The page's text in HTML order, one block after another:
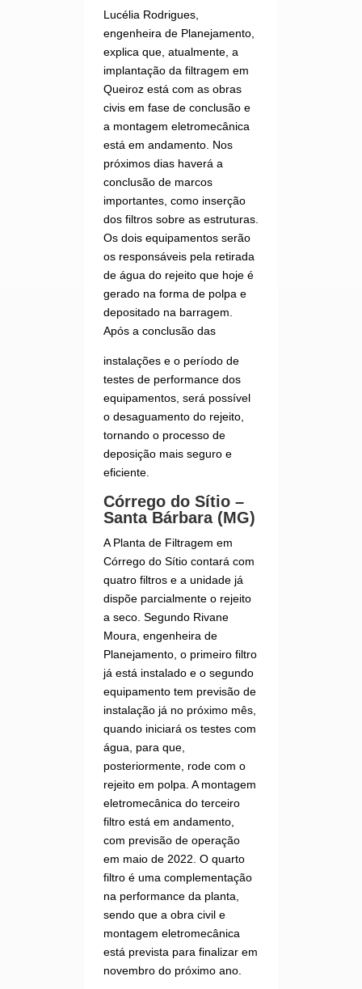
Lucélia Rodrigues,
engenheira de Planejamento,
explica que, atualmente, a
implantação da filtragem em
Queiroz está com as obras
civis em fase de conclusão e
a montagem eletromecânica
está em andamento. Nos
próximos dias haverá a
conclusão de marcos
importantes, como inserção
dos filtros sobre as estruturas.
Os dois equipamentos serão
os responsáveis pela retirada
de água do rejeito que hoje é
gerado na forma de polpa e
depositado na barragem.
Após a conclusão das
instalações e o período de
testes de performance dos
equipamentos, será possível
o desaguamento do rejeito,
tornando o processo de
deposição mais seguro e
eficiente.
Córrego do Sítio –
Santa Bárbara (MG)
A Planta de Filtragem em
Córrego do Sítio contará com
quatro filtros e a unidade já
dispõe parcialmente o rejeito
a seco. Segundo Rivane
Moura, engenheira de
Planejamento, o primeiro filtro
já está instalado e o segundo
equipamento tem previsão de
instalação já no próximo mês,
quando iniciará os testes com
água, para que,
posteriormente, rode com o
rejeito em polpa. A montagem
eletromecânica do terceiro
filtro está em andamento,
com previsão de operação
em maio de 2022. O quarto
filtro é uma complementação
na performance da planta,
sendo que a obra civil e
montagem eletromecânica
está prevista para finalizar em
novembro do próximo ano.